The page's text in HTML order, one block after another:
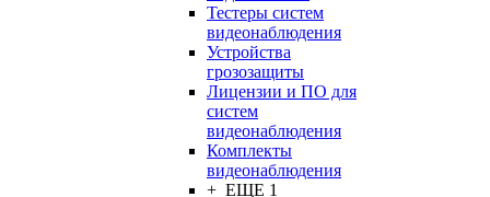
Тестеры систем
видеонаблюдения
Устройства
грозозащиты
Лицензии и ПО для
систем
видеонаблюдения
Комплекты
видеонаблюдения
+ ЕЩЕ 1